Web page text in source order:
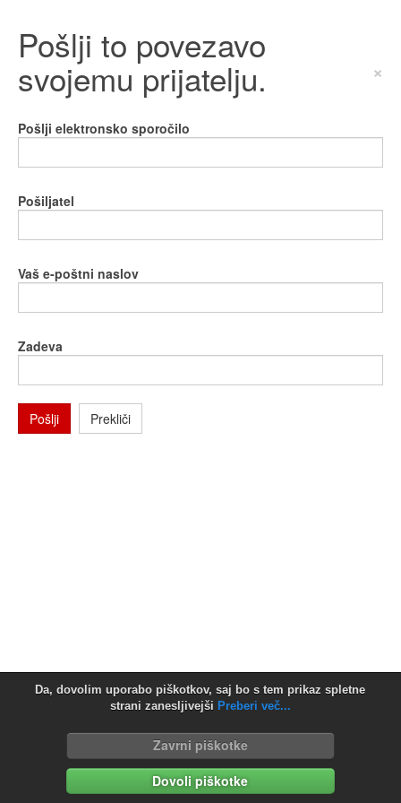
Da, dovolim uporabo piškotkov, saj bo s tem prikaz spletne
strani zanesljivejši Preberi več...
Zavrni piškotke
Dovoli piškotke
Pošlji to povezavo
svojemu prijatelju. ×
Pošlji elektronsko sporočilo
Pošiljatel
Vaš e-poštni naslov
Zadeva
Pošlji Prekliči